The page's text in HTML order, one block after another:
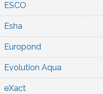
ESCO
Esha
Europond
Evolution Aqua
eXact